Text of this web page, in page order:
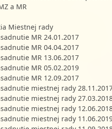
a MR
Miestnej rady
MR 24.01.2017
MR 04.04.2017
MR 13.06.2017
MR 05.02.2019
MR 12.09.2017
miestnej rady
miestnej rady
miestnej rady
miestnej rady